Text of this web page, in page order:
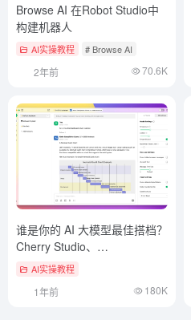
Browse AI 在Robot Studio中
构建机器人
AI实操教程 # Browse AI
2年前 70.6K
谁是你的 AI 大模型最佳搭档？
Cherry Studio、
AnythingLLM、Chatbox 全方
AI实操教程
1年前 180K